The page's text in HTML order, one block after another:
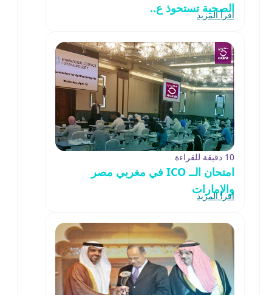
الصحية تستحوذ ع..
اقرأ المزيد
10 دقيقة للقراءة
امتحان الــ ICO في مغربي مصر
والإمارات
اقرأ المزيد